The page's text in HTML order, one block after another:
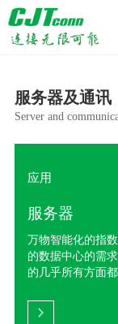
服务器及通讯
Server and
应用
服务器
万物智能化的指
的数据中心的需
的几乎所有方面
心必须提供强大
整性和效率。